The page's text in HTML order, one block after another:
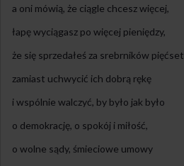
a oni mówią, że ciągle chcesz więcej,
łapę wyciągasz po więcej pieniędzy,
że się sprzedałeś za srebrników pięćset
zamiast uchwycić ich dobrą rękę
i wspólnie walczyć, by było jak było
o demokrację, o spokój i miłość,
o wolne sądy, śmieciowe umowy